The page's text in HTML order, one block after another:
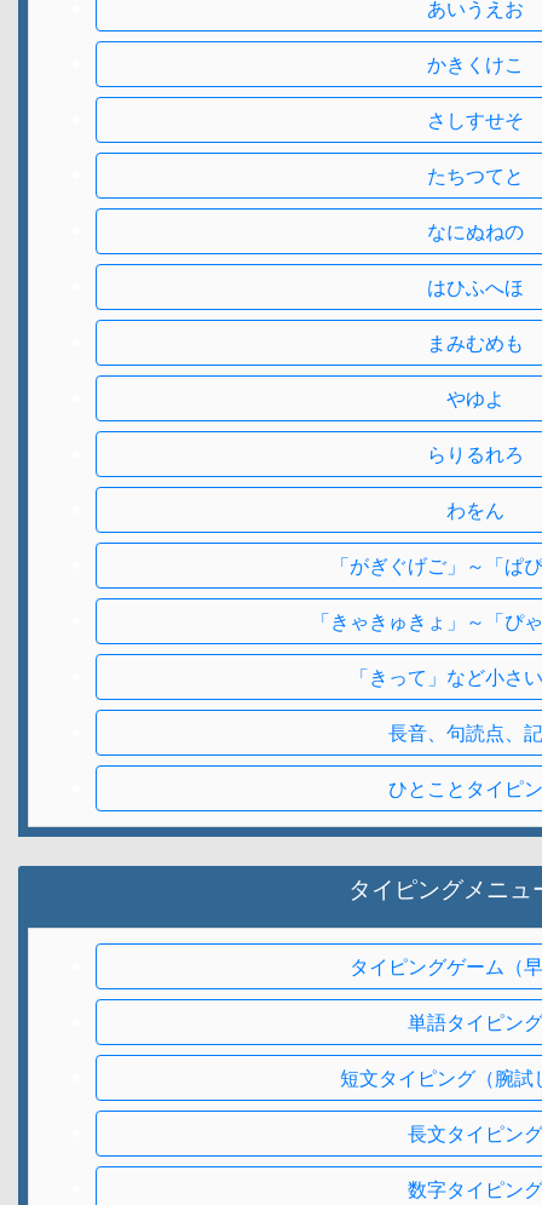
あいうえお
かきくけこ
さしすせそ
たちつてと
なにぬねの
はひふへほ
まみむめも
やゆよ
らりるれろ
わをん
「がぎぐげご」～「ぱ
「きゃきゅきょ」～「ぴ
「きって」など小さ
長音、句読点、
ひとことタイピ
タイピングメニュ
タイピングゲーム（
単語タイピング
短文タイピング（腕試
長文タイピング
数字タイピング